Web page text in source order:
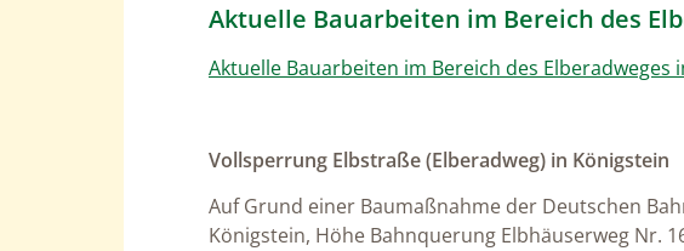
Aktuelle Bauarbeiten im Bereich des
Aktuelle Bauarbeiten im Bereich des Elberadweges
Vollsperrung Elbstraße (Elberadweg) in Königstein
Auf Grund einer Baumaßnahme der Deutschen
Königstein, Höhe Bahnquerung Elbhäuserweg Nr.